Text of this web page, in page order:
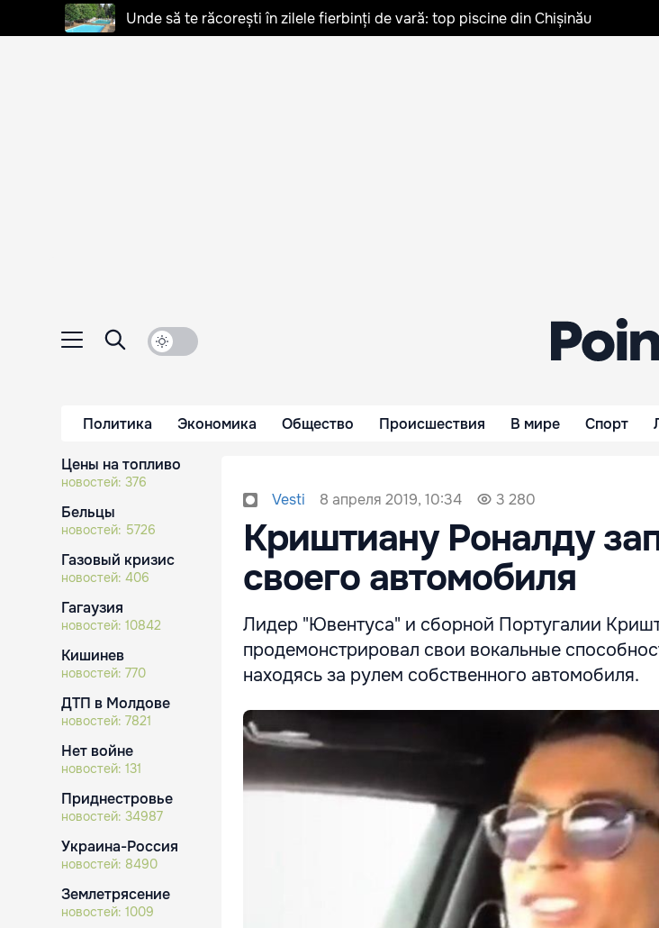
Unde să te răcorești în zilele fierbinți de vară: top piscine din Chișinău
Политика Экономика Общество Происшествия В мире Спорт
Цены на топливо
новостей: 376
Бельцы
новостей: 5726
Газовый кризис
новостей: 406
Гагаузия
новостей: 10842
Кишинев
новостей: 770
ДТП в Молдове
новостей: 7821
Нет войне
новостей: 131
Приднестровье
новостей: 34987
Украина-Россия
новостей: 8490
Землетрясение
новостей: 1009
Vesti 8 апреля 2019, 10:34 3 280
Криштиану Роналду
своего автомобиля
Лидер "Ювентуса" и сборной Португалии
продемонстрировал свои вокальные
находясь за рулем собственного автомобиля.